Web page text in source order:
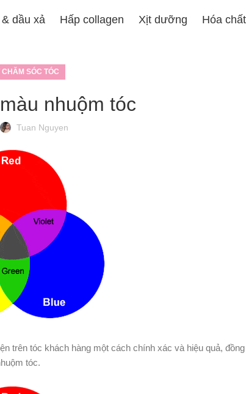
dầu xả Hấp collagen Xịt dưỡng Hóa chất
CHĂM SÓC TÓC
nhuộm tóc
Tuan Nguyen
trên tóc khách hàng một cách chính xác và hiệu quả,
tóc.